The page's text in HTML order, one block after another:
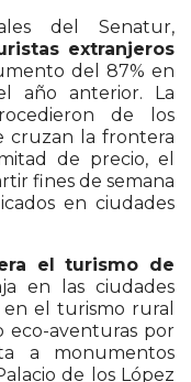
del Senatur,
extranjeros
del 87% en
año anterior. La
de los
cruzan la frontera
de precio, el
fines de semana
en ciudades
el turismo de
en las ciudades
el turismo rural
eco-aventuras por
a monumentos
de los López